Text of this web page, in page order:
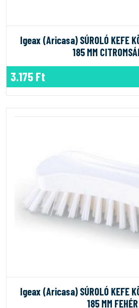
Igeax (Aricasa) SÚROLÓ KEFE
185 MM
3.175 Ft
Igeax (Aricasa) SÚROLÓ KEFE
185 MM FEHÉR